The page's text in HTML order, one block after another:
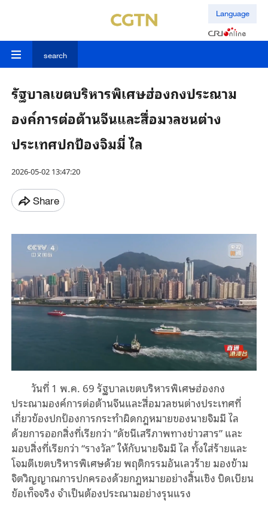
Language
search
รัฐบาลเขตบริหารพิเศษฮ่องกงประณาม
องค์การต่อต้านจีนและสื่อมวลชนต่าง
ประเทศปกป้องจิมมี่ ไล
2026-05-02 13:47:20
Share
วันที่ 1 พ.ค. 69 รัฐบาลเขตบริหารพิเศษฮ่องกง
ประณามองค์การต่อต้านจีนและสื่อมวลชนต่างประเทศที่
เกี่ยวข้องปกป้องการกระทำผิดกฎหมายของนายจิมมี ไล
ด้วยการออกสิ่งที่เรียกว่า “ดัชนีเสรีภาพทางข่าวสาร” และ
มอบสิ่งที่เรียกว่า “รางวัล” ให้กับนายจิมมี ไล ทั้งใส่ร้ายและ
โจมตีเขตบริหารพิเศษด้วย พฤติกรรมอันเลวร้าย มองข้าม
จิตวิญญาณการปกครองด้วยกฎหมายอย่างสิ้นเชิง บิดเบียน
ข้อเท็จจริง จำเป็นต้องประณามอย่างรุนแรง